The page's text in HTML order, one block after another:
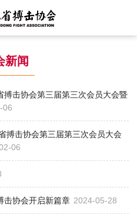
新闻
击协会第三届第三次会员大会暨
06
击协会第三届第三次会员大会
06
击协会开启新篇章 2024-05-28